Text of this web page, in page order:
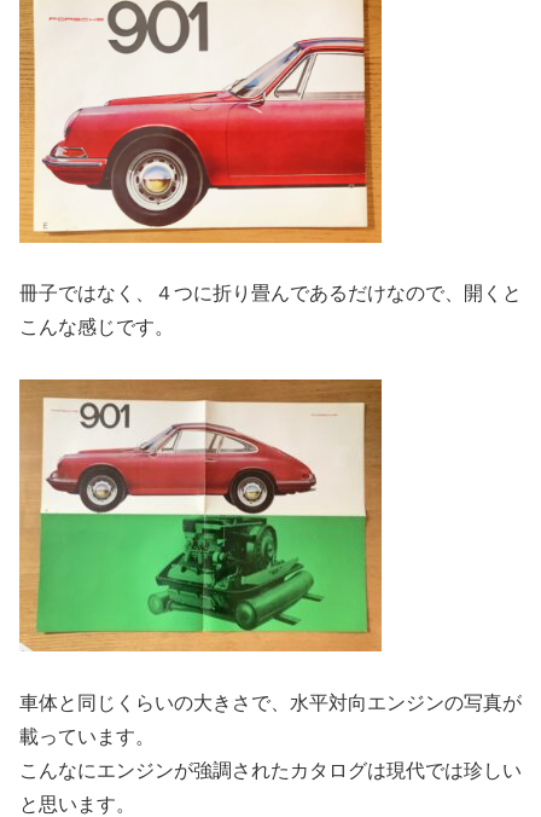
冊子ではなく、４つに折り畳んであるだけなので、開くと
こんな感じです。
車体と同じくらいの大きさで、水平対向エンジンの写真が
載っています。
こんなにエンジンが強調されたカタログは現代では珍しい
と思います。